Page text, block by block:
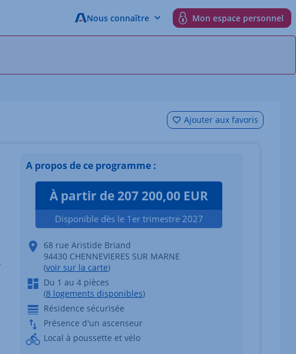
Nous connaître Mon espace personnel
Ajouter aux favoris
Image du bien Afficher l'élément suivant
A propos de ce programme :
À partir de 207 200,00 EUR
Disponible dès le 1er trimestre 2027
68 rue Aristide Briand
94430 CHENNEVIERES SUR MARNE
(voir sur la carte)
Du 1 au 4 pièces
(8 logements disponibles)
Résidence sécurisée
Présence d'un ascenseur
Local à poussette et vélo